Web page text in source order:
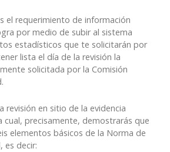
el requerimiento de información
por medio de subir al sistema
estadísticos que te solicitarán por
lista el día de la revisión la
solicitada por la Comisión
revisión en sitio de la evidencia
cual, precisamente, demostrarás que
elementos básicos de la Norma de
es decir: